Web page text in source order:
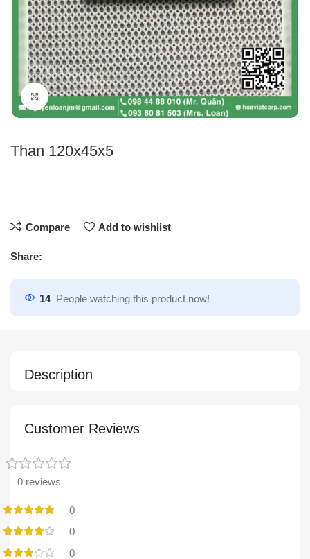
Click to enlarge
Than 120x45x5
Compare Add to wishlist
Share:
14 People watching this product now!
Description
Customer Reviews
0 reviews
0
0
0